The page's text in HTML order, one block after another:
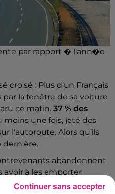
par rapport � l'ann�e
croisé : Plus d’un Français
la fenêtre de sa voiture
ce matin. 37 % des
moins une fois, jeté des
l'autoroute. Alors qu’ils
dernière.
abandonnent
avoir à les emporter
"sur nos 4 443 km de
Continuer sans accepter